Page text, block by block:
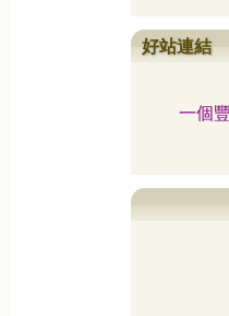
好站連結
一個